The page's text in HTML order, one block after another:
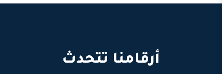
أرقامنا تتحدث